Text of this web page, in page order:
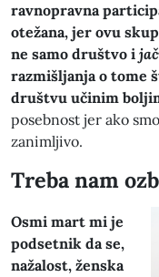
ravnopravna
otežana, jer ovu
ne samo društvo i
razmišljanja o tome
društvu učinim
posebnost jer ako
zanimljivo.
Treba nam
Osmi mart mi je
podsetnik da se,
nažalost, ženska